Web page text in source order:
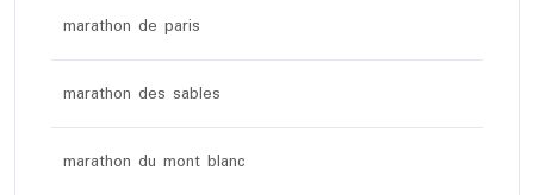
marathon de paris
marathon des sables
marathon du mont blanc